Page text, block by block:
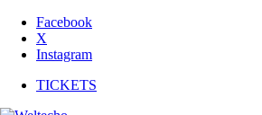
Facebook
X
Instagram
TICKETS